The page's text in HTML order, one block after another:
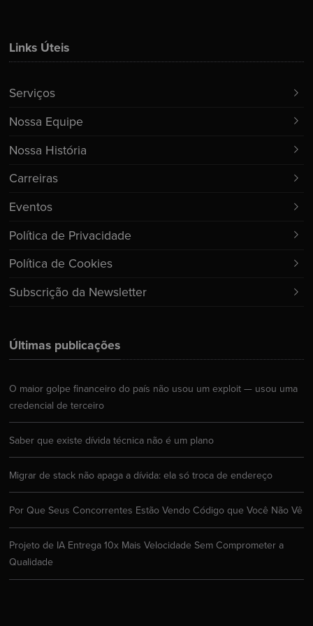
Últimas publicações
O maior golpe financeiro do país não usou um exploit — usou uma
credencial de terceiro
Saber que existe dívida técnica não é um plano
Migrar de stack não apaga a dívida: ela só troca de endereço
Por Que Seus Concorrentes Estão Vendo Código que Você Não Vê
Projeto de IA Entrega 10x Mais Velocidade Sem Comprometer a
Qualidade
Links Úteis
Serviços
Nossa Equipe
Nossa História
Carreiras
Eventos
Política de Privacidade
Política de Cookies
Subscrição da Newsletter